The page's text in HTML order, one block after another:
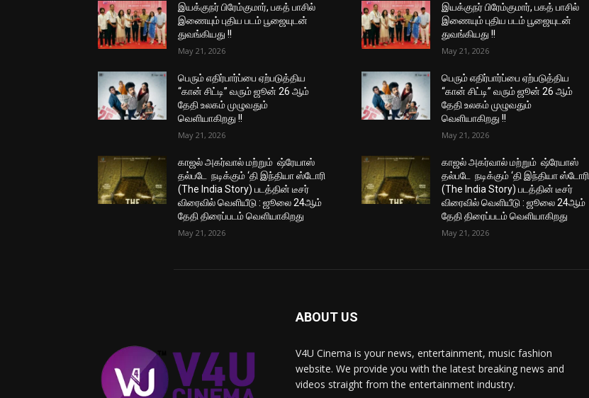
இயக்குநர் பிரேம்குமார், பகத் பாசில்
இணையும் புதிய படம் பூஜையுடன்
துவங்கியது !!
May 21, 2026
பெரும் எதிர்பார்ப்பை ஏற்படுத்திய
“கான் சிட்டி” வரும் ஜூன் 26 ஆம்
தேதி உலகம் முழுவதும்
வெளியாகிறது !!
May 21, 2026
காஜல் அகர்வால் மற்றும் ஷ்ரேயாஸ்
தல்படே நடிக்கும் ‘தி இந்தியா ஸ்டோரி
(The India Story) படத்தின் டீசர்
விரைவில் வெளியீடு : ஜூலை 24ஆம்
தேதி திரைப்படம் வெளியாகிறது
May 21, 2026
இயக்குநர் பிரேம்குமார், பகத் பாசில்
இணையும் புதிய படம் பூஜையுடன்
துவங்கியது !!
May 21, 2026
பெரும் எதிர்பார்ப்பை ஏற்படுத்திய
“கான் சிட்டி” வரும் ஜூன் 26 ஆம்
தேதி உலகம் முழுவதும்
வெளியாகிறது !!
May 21, 2026
காஜல் அகர்வால் மற்றும் ஷ்ரேயாஸ்
தல்படே நடிக்கும் ‘தி இந்தியா ஸ்டோரி
(The India Story) படத்தின் டீசர்
விரைவில் வெளியீடு : ஜூலை 24ஆம்
தேதி திரைப்படம் வெளியாகிறது
May 21, 2026
ABOUT US
V4U Cinema is your news, entertainment, music fashion
website. We provide you with the latest breaking news and
videos straight from the entertainment industry.